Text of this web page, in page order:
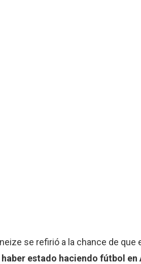
se refirió a la chance de que
haber estado haciendo fútbol en